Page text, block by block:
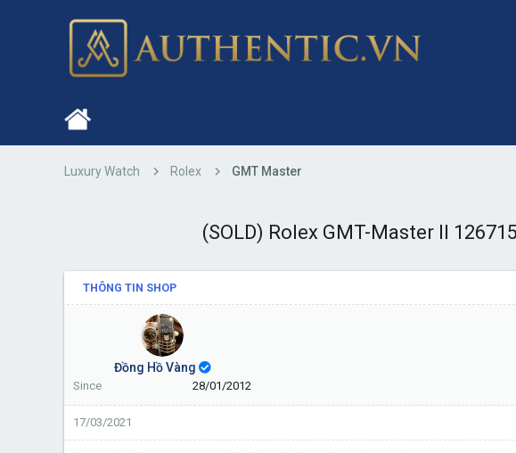
Luxury Watch Rolex GMT Master
(SOLD) Rolex GMT-Master II
THÔNG TIN SHOP
Đồng Hồ Vàng
Since 28/01/2012
17/03/2021